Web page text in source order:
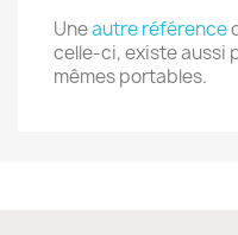
Uneautre référence
celle-ci, existe aussi
mêmes portables.